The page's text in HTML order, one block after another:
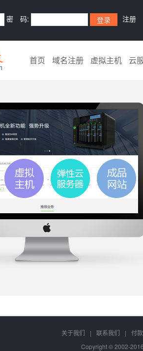
密 码: 注册
首页 域名注册 虚拟主机 云
关于我们 | 联系我们 |
付
Copyright © 2002-